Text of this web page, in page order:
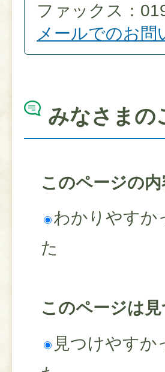
ファックス：
メールでのお問
みなさまの
このページの
わかりやすか
た
このページは
見つけやすか